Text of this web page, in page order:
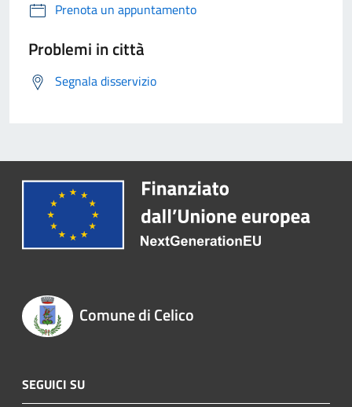
Prenota un appuntamento
Problemi in città
Segnala disservizio
Comune di Celico
SEGUICI SU